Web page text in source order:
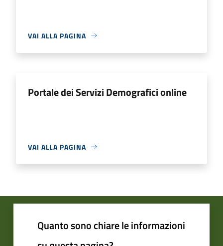
VAI ALLA PAGINA
Portale dei Servizi Demografici online
VAI ALLA PAGINA
Quanto sono chiare le informazioni